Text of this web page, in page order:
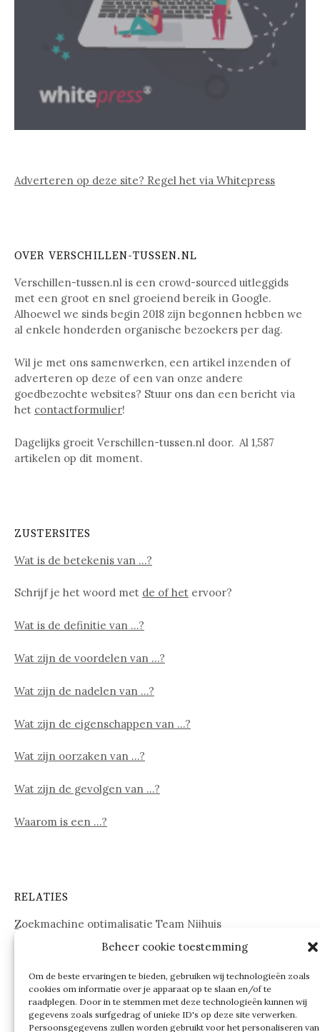
Beheer cookie toestemming
Om de beste ervaringen te bieden, gebruiken wij technologieën zoals
cookies om informatie over je apparaat op te slaan en/of te
raadplegen. Door in te stemmen met deze technologieën kunnen wij
gegevens zoals surfgedrag of unieke ID's op deze site verwerken.
Persoonsgegevens zullen worden gebruikt voor het personaliseren van
Adverteren op deze site? Regel het via Whitepress
OVER VERSCHILLEN-TUSSEN.NL
Verschillen-tussen.nl is een crowd-sourced uitleggids
met een groot en snel groeiend bereik in Google.
Alhoewel we sinds begin 2018 zijn begonnen hebben we
al enkele honderden organische bezoekers per dag.
Wil je met ons samenwerken, een artikel inzenden of
adverteren op deze of een van onze andere
goedbezochte websites? Stuur ons dan een bericht via
het contactformulier!
Dagelijks groeit Verschillen-tussen.nl door. Al 1,587
artikelen op dit moment.
ZUSTERSITES
Wat is de betekenis van …?
Schrijf je het woord met de of het ervoor?
Wat is de definitie van …?
Wat zijn de voordelen van …?
Wat zijn de nadelen van …?
Wat zijn de eigenschappen van …?
Wat zijn oorzaken van …?
Wat zijn de gevolgen van …?
Waarom is een …?
RELATIES
Zoekmachine optimalisatie Team Nijhuis